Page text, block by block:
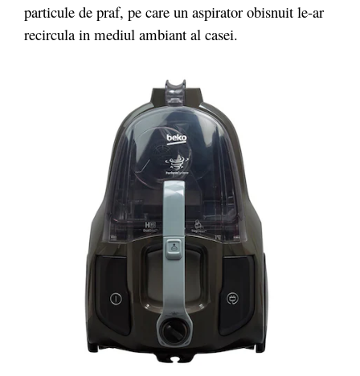
particule de praf, pe care un aspirator obisnuit le-ar
recircula in mediul ambiant al casei.